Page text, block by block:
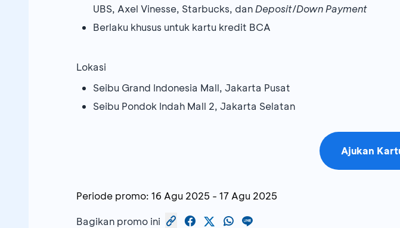
UBS, Axel Vinesse, Starbucks, danDeposit/Down Payment
Berlaku khusus untuk kartu kredit BCA
Lokasi
Seibu Grand Indonesia Mall, Jakarta Pusat
Seibu Pondok Indah Mall 2, Jakarta Selatan
Ajukan
Periode promo: 16 Agu 2025 - 17 Agu 2025
Bagikan promo ini